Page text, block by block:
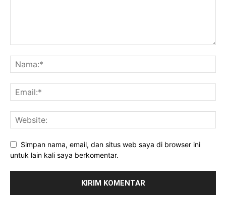
Simpan nama, email, dan situs web saya di browser ini
untuk lain kali saya berkomentar.